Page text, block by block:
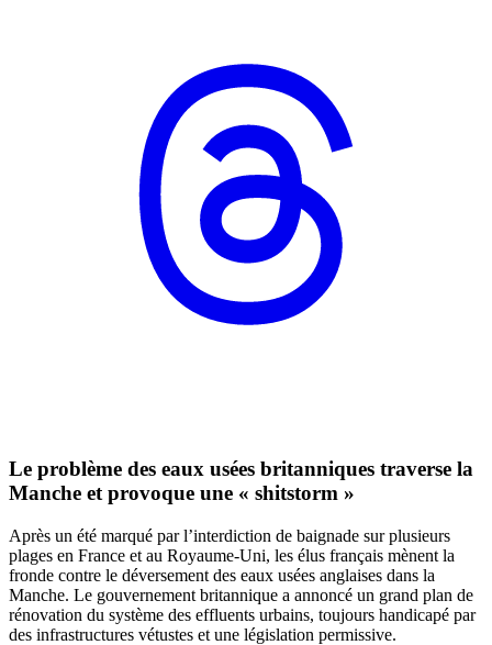
Le problème des eaux usées britanniques traverse la
Manche et provoque une « shitstorm »
Après un été marqué par l’interdiction de baignade sur plusieurs
plages en France et au Royaume-Uni, les élus français mènent la
fronde contre le déversement des eaux usées anglaises dans la
Manche. Le gouvernement britannique a annoncé un grand plan de
rénovation du système des effluents urbains, toujours handicapé par
des infrastructures vétustes et une législation permissive.